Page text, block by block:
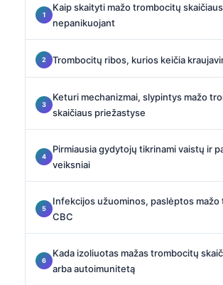
Kaip skaityti mažo trombocitų
nepanikuojant
Trombocitų ribos, kurios keičia
Keturi mechanizmai, slypintys mažo
skaičiaus priežastyse
Pirmiausia gydytojų tikrinami vaistų ir
veiksniai
Infekcijos užuominos, paslėptos mažo
CBC
Kada izoliuotas mažas trombocitų
arba autoimunitetą